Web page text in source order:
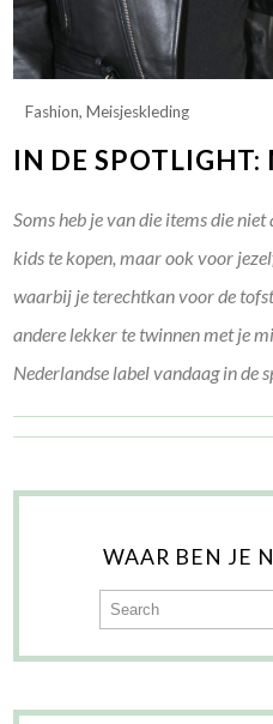
Fashion,Meisjeskleding
IN DE SPOTLIGHT:
Soms heb je van die items die
kids te kopen, maar ook voor
waarbij je terechtkan voor de
andere lekker te twinnen met je
Nederlandse label vandaag in de
WAAR BEN JE